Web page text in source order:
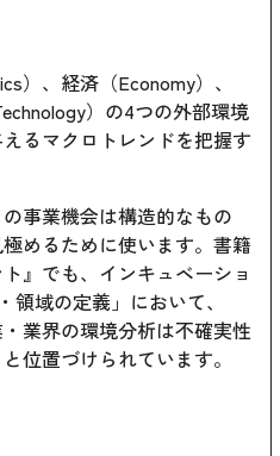
）、経済（Economy）、
）の4つの外部環境
るマクロトレンドを把握す
事業機会は構造的なもの
めるために使います。書籍
』でも、インキュベーショ
域の定義」において、
業界の環境分析は不確実性
位置づけられています。